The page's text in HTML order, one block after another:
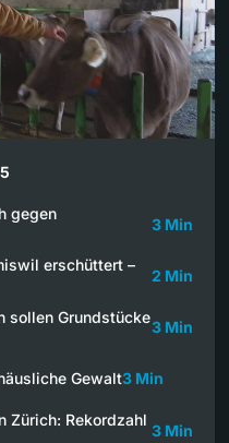
gegen
3 Min
erschüttert –
2 Min
sollen Grundstücke
3 Min
Gewalt3 Min
Zürich: Rekordzahl
3 Min